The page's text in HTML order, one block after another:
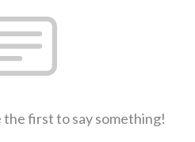
the first to say something!